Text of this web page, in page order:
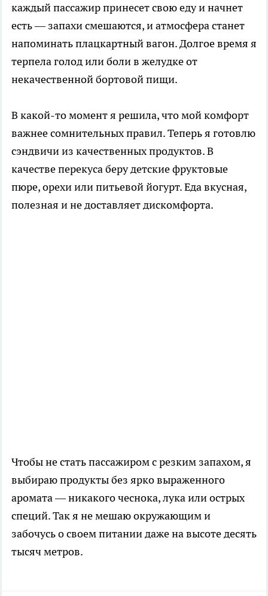
каждый пассажир принесет свою еду и начнет
есть — запахи смешаются, и атмосфера станет
напоминать плацкартный вагон. Долгое время я
терпела голод или боли в желудке от
некачественной бортовой пищи.
В какой-то момент я решила, что мой комфорт
важнее сомнительных правил. Теперь я готовлю
сэндвичи из качественных продуктов. В
качестве перекуса беру детские фруктовые
пюре, орехи или питьевой йогурт. Еда вкусная,
полезная и не доставляет дискомфорта.
Чтобы не стать пассажиром с резким запахом, я
выбираю продукты без ярко выраженного
аромата — никакого чеснока, лука или острых
специй. Так я не мешаю окружающим и
забочусь о своем питании даже на высоте десять
тысяч метров.